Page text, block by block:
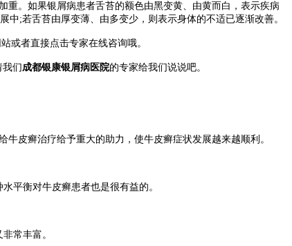
。如果银屑病患者舌苔的额色由黑变黄、由黄而白，表示疾病
;若舌苔由厚变薄、由多变少，则表示身体的不适已逐渐改善。
或者直接点击专家在线咨询哦。
我们成都银康银屑病医院的专家给我们说说吧。
皮癣治疗给予重大的助力，使牛皮癣症状发展越来越顺利。
平衡对牛皮癣患者也是很有益的。
常丰富。